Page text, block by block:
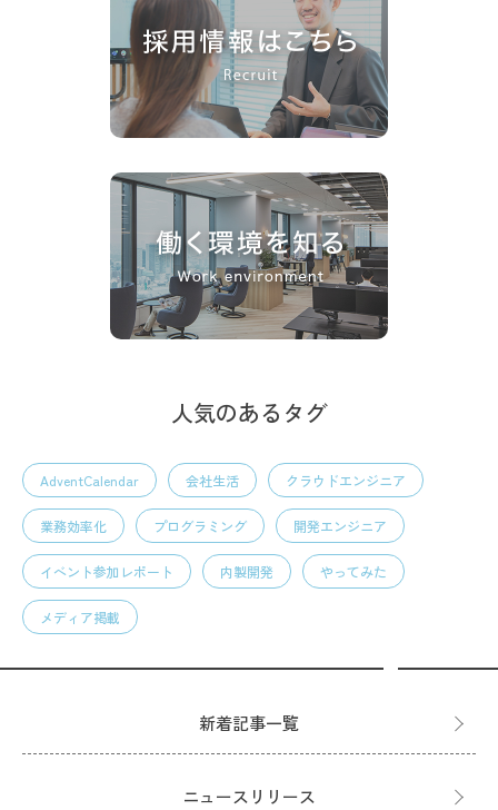
人気のあるタグ
AdventCalendar 会社生活 クラウドエンジニア
業務効率化 プログラミング 開発エンジニア
イベント参加レポート 内製開発 やってみた
メディア掲載
新着記事一覧
ニュースリリース